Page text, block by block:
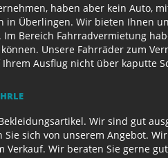
haben aber kein Auto,
Überlingen. Wir bieten Ihnen
Bereich Fahrradvermietung
Unsere Fahrräder zum
Ausflug nicht über kaputte
Wir sind gut
sich von unserem Angebot.
Verkauf. Wir beraten Sie gerne